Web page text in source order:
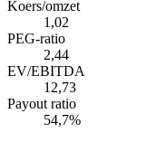
Koers/omzet
1,02
PEG-ratio
2,44
EV/EBITDA
12,73
Payout ratio
54,7%